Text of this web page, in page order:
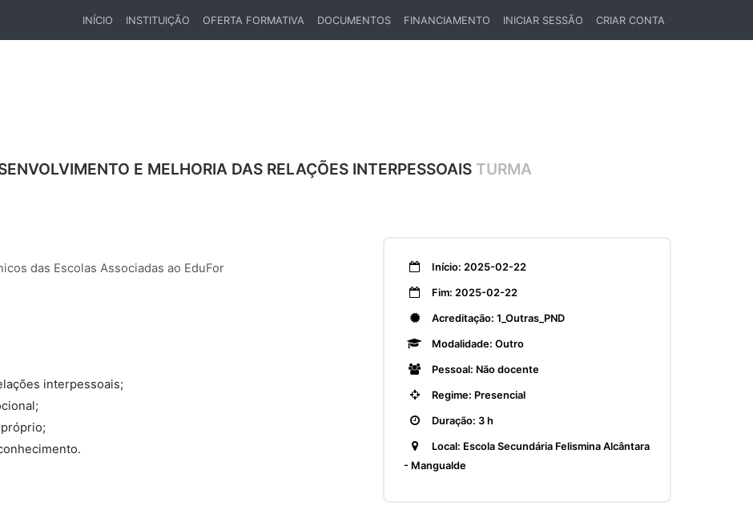
INÍCIO
INSTITUIÇÃO OFERTA FORMATIVA DOCUMENTOS FINANCIAMENTO INICIAR SESSÃO CRIAR CONTA
E MELHORIA DAS RELAÇÕES INTERPESSOAIS TURMA
das Escolas Associadas ao EduFor
interpessoais;
Início: 2025-02-22
Fim: 2025-02-22
Acreditação: 1_Outras_PND
Modalidade: Outro
Pessoal: Não docente
Regime: Presencial
Duração: 3 h
Local: Escola Secundária Felismina Alcântara
- Mangualde